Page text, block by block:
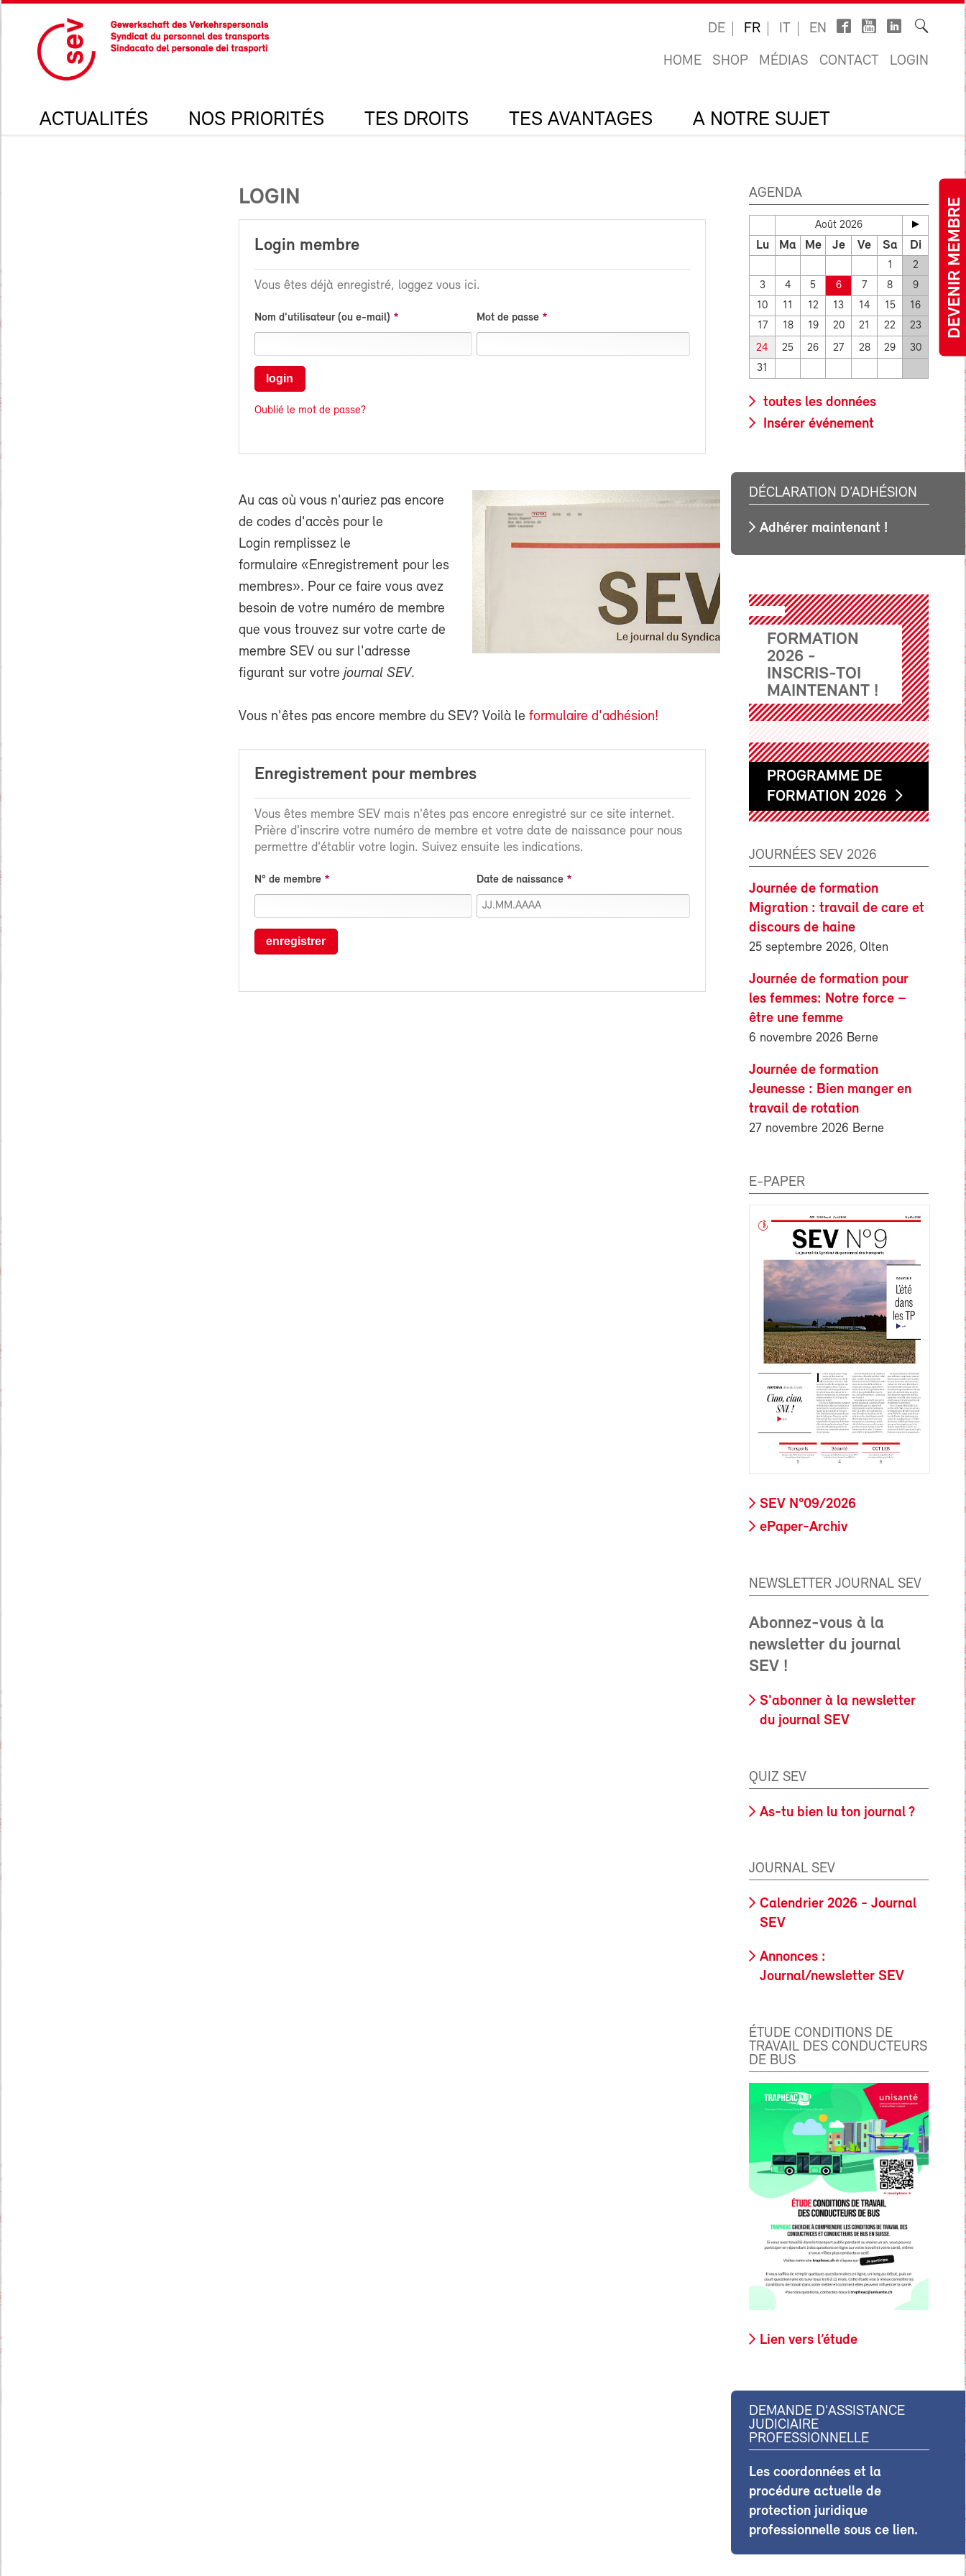
DEVENIR MEMBRE
DE FR IT EN
HOME SHOP MÉDIAS CONTACT LOGIN
ACTUALITÉS NOS PRIORITÉS TES DROITS TES AVANTAGES A NOTRE SUJET
LOGIN
Login membre
Vous êtes déjà enregistré, loggez vous ici.
Nom d'utilisateur (ou e-mail) Mot de passe
login
Oublié le mot de passe?
Au cas où vous n'auriez pas encore
de codes d'accès pour le
Login remplissez le
formulaire «Enregistrement pour les
membres». Pour ce faire vous avez
besoin de votre numéro de membre
que vous trouvez sur votre carte de
membre SEV ou sur l'adresse
figurant sur votre journal SEV.
Vous n'êtes pas encore membre du SEV? Voilà le formulaire d'adhésion!
Enregistrement pour membres
Vous êtes membre SEV mais n'êtes pas encore enregistré sur ce site internet.
Prière d'inscrire votre numéro de membre et votre date de naissance pour nous
permettre d'établir votre login. Suivez ensuite les indications.
N° de membre Date de naissance
enregistrer
AGENDA
Août 2026
Lu Ma Me Je Ve Sa Di
1
2
3
4 5 6 7 8
9
10
11 12 13 14 15
16
17
18 19 20 21 22 23
24 25 26 27 28 29
30
31
toutes les données
Insérer événement
DÉCLARATION D’ADHÉSION
Adhérer maintenant !
FORMATION
2026 -
INSCRIS-TOI
MAINTENANT !
PROGRAMME DE
FORMATION 2026
JOURNÉES SEV 2026
Journée de formation
Migration : travail de care et
discours de haine
25 septembre 2026, Olten
Journée de formation pour
les femmes: Notre force –
être une femme
6 novembre 2026 Berne
Journée de formation
Jeunesse : Bien manger en
travail de rotation
27 novembre 2026 Berne
E-PAPER
SEV N°09/2026
ePaper-Archiv
NEWSLETTER JOURNAL SEV
Abonnez-vous à la
newsletter du journal
SEV !
S'abonner à la newsletter
du journal SEV
QUIZ SEV
As-tu bien lu ton journal ?
JOURNAL SEV
Calendrier 2026 - Journal
SEV
Annonces :
Journal/newsletter SEV
ÉTUDE CONDITIONS DE
TRAVAIL DES CONDUCTEURS
DE BUS
Lien vers l’étude
DEMANDE D'ASSISTANCE
JUDICIAIRE
PROFESSIONNELLE
Les coordonnées et la
procédure actuelle de
protection juridique
professionnelle sous ce lien.